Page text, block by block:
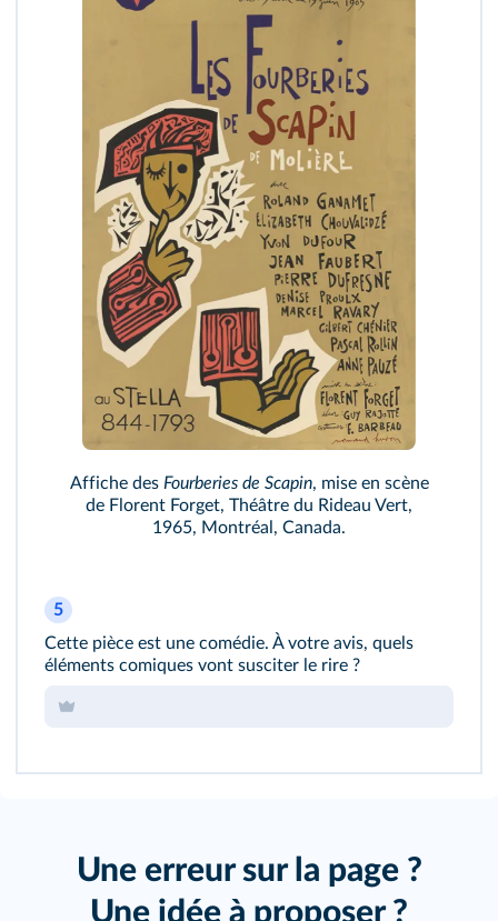
Affiche des Fourberies de Scapin, mise en scène
de Florent Forget, Théâtre du Rideau Vert,
1965, Montréal, Canada.
5
Cette pièce est une comédie. À votre avis, quels
éléments comiques vont susciter le rire ?
Une erreur sur la page ?
Une idée à proposer ?